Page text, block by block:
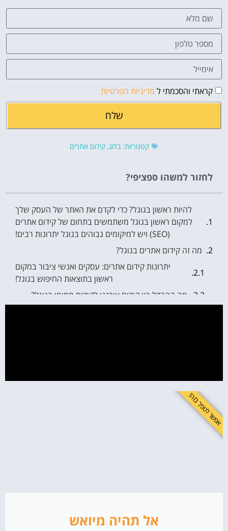
קראתי והסכמתי ל מדיניות הפרטיות
שלח
קטגוריות: בלוג, קידום אתרים
לחזור למשהו ספציפי?
להיות ראשון בגוגל? כדי לקדם את האתר של העסק שלך
למקום ראשון בגוגל משתמשים בתחום של קידום אתרים
(SEO) ויש למיקומים גבוהים בגוגל יתרונות רבים!
מה זה קידום אתרים בגוגל?
יתרונות קידום אתרים: עסקים ואנשי ציבור במקום
ראשון בתוצאות החיפוש בגוגל!
מה ההבדל בין קידום אורגני לקידום ממומן בגוגל?
אל תהיה מיואש
אפשר לטפל בזה!